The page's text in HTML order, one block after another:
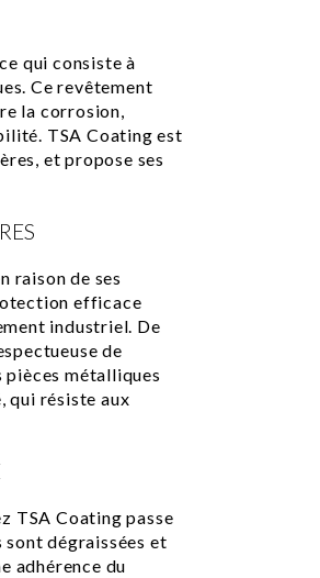
qui consiste à
Ce revêtement
la corrosion,
TSA Coating est
et propose ses
raison de ses
efficace
industriel. De
de
pièces métalliques
qui résiste aux
TSA Coating passe
dégraissées et
adhérence du